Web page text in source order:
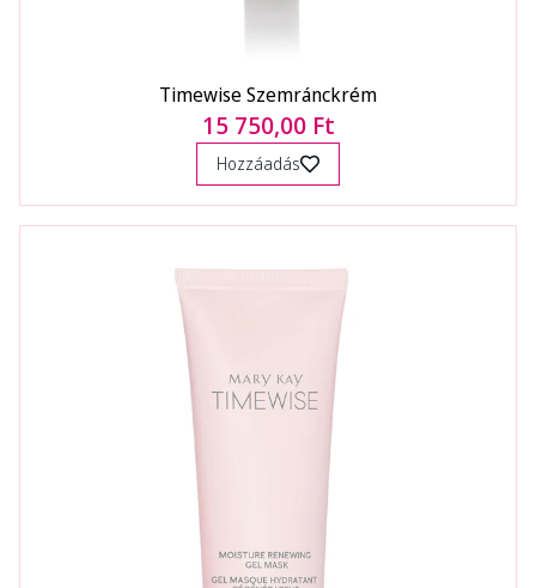
Timewise Szemránckrém
15 750,00 Ft
Hozzáadás